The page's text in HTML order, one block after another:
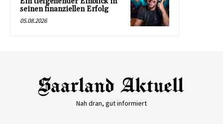
seinen finanziellen Erfolg
05.08.2026
Nah dran, gut informiert